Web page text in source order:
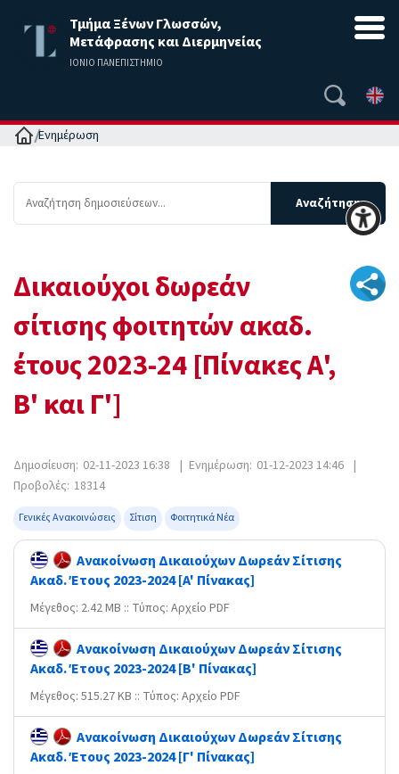
Τμήμα Ξένων Γλωσσών,
Μετάφρασης και Διερμηνείας
ΙΟΝΙΟ ΠΑΝΕΠΙΣΤΗΜΙΟ
Αρχική
Ενημέρωση
Δικαιούχοι δωρεάν
σίτισης φοιτητών ακαδ.
έτους 2023-24 [Πίνακες Α',
Β' και Γ']
Δημοσίευση: 02-11-2023 16:38 | Ενημέρωση: 01-12-2023 14:46 |
Προβολές: 18314
Γενικές Ανακοινώσεις Σίτιση Φοιτητικά Νέα
Ανακοίνωση Δικαιούχων Δωρεάν Σίτισης
Ακαδ. Έτους 2023-2024 [A' Πίνακας]
Mέγεθος: 2.42 MB :: Τύπος: Αρχείο PDF
Ανακοίνωση Δικαιούχων Δωρεάν Σίτισης
Ακαδ. Έτους 2023-2024 [Β' Πίνακας]
Mέγεθος: 515.27 KB :: Τύπος: Αρχείο PDF
Ανακοίνωση Δικαιούχων Δωρεάν Σίτισης
Ακαδ. Έτους 2023-2024 [Γ' Πίνακας]